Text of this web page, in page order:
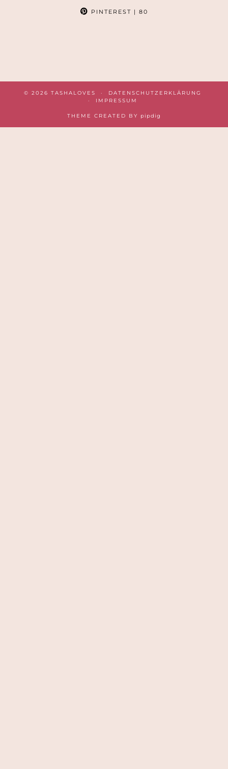
PINTEREST | 80
© 2026 TASHALOVES
DATENSCHUTZERKLÄRUNG
IMPRESSUM
THEME CREATED BY pipdig